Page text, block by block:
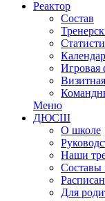
Реактор
Состав
Игровая
Меню
ДЮСШ
О школе
Наши
Составы
Для